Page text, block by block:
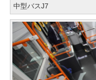
中型バスJ7